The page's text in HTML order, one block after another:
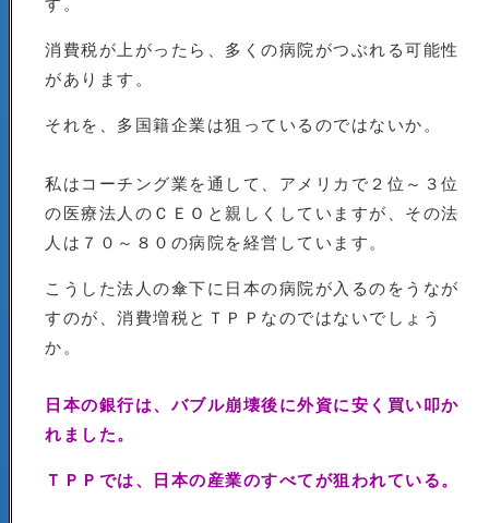
消費税が上がったら、多くの病院がつぶれる可能性
があります。
それを、多国籍企業は狙っているのではないか。
私はコーチング業を通して、アメリカで２位～３位
の医療法人のＣＥＯと親しくしていますが、その法
人は７０～８０の病院を経営しています。
こうした法人の傘下に日本の病院が入るのをうなが
すのが、消費増税とＴＰＰなのではないでしょう
か。
日本の銀行は、バブル崩壊後に外資に安く買い叩か
れました。
ＴＰＰでは、日本の産業のすべてが狙われている。